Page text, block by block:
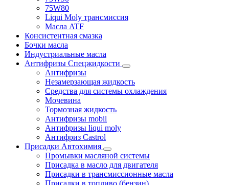
75W80
Liqui Moly трансмиссия
Масла ATF
Консистентная смазка
Бочки масла
Индустриальные масла
Антифризы Спецжидкости
Антифризы
Незамерзающая жидкость
Средства для системы охлаждения
Мочевина
Тормозная жидкость
Антифризы mobil
Антифризы liqui moly
Антифриз Castrol
Присадки Автохимия
Промывки масляной системы
Присадка в масло для двигателя
Присадки в трансмиссионные масла
Присадки в топливо (бензин)